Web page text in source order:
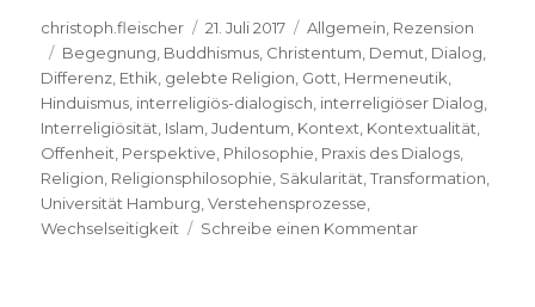
Autor
christoph.fleischer
Veröffentlicht
am
21. Juli 2017 Kategorien
Allgemein, Rezension
Schlagwörter
Begegnung, Buddhismus, Christentum, Demut, Dialog,
Differenz, Ethik, gelebte Religion, Gott, Hermeneutik,
Hinduismus, interreligiös-dialogisch, interreligiöser Dialog,
Interreligiösität, Islam,Judentum, Kontext, Kontextualität,
Offenheit, Perspektive, Philosophie, Praxis des Dialogs,
Religion, Religionsphilosophie, Säkularität,Transformation,
Universität Hamburg,Verstehensprozesse,
Wechselseitigkeit
Schreibe einen Kommentarzu